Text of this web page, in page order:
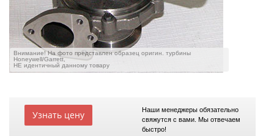
Внимание! На фото представлен образец оригин. турбины
Honeywell/Garrett,
НЕ идентичный данному товару
Узнать цену
Наши менеджеры обязательно
свяжутся с вами. Мы отвечаем
быстро!